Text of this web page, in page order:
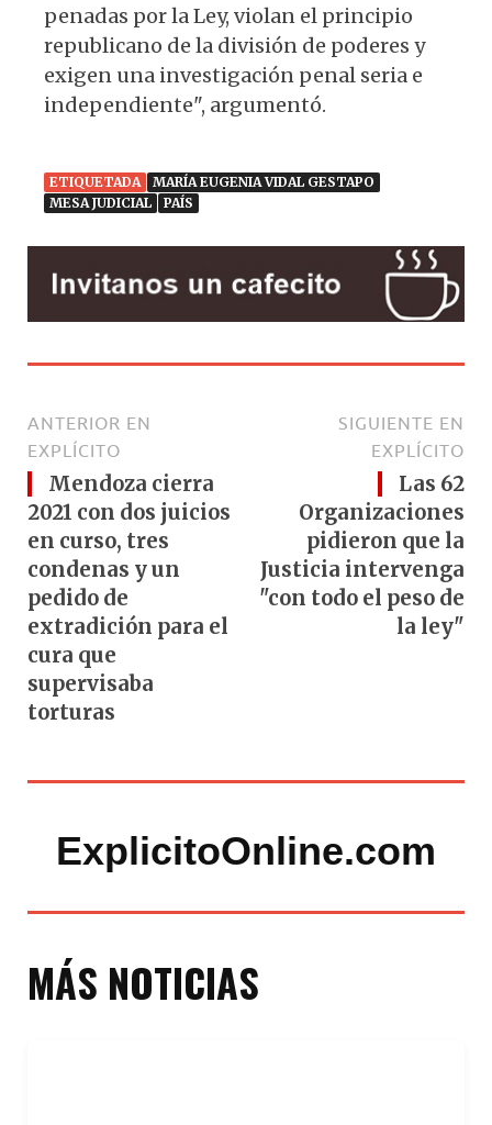
penadas por la Ley, violan el principio
republicano de la división de poderes y
exigen una investigación penal seria e
independiente", argumentó.
ETIQUETADA
MARÍA EUGENIA VIDAL GESTAPO
MESA JUDICIAL
PAÍS
ANTERIOR EN
EXPLÍCITO
Mendoza cierra
2021 con dos juicios
en curso, tres
condenas y un
pedido de
extradición para el
cura que
supervisaba
torturas
SIGUIENTE EN
EXPLÍCITO
Las 62
Organizaciones
pidieron que la
Justicia intervenga
"con todo el peso de
la ley"
ExplicitoOnline.com
MÁS NOTICIAS